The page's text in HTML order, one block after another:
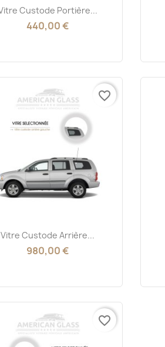
Aperçu rapide
Custode Portière...
440,00 €
Aperçu rapide
Vitre Custode Arrière...
980,00 €
favorite_border
favorite_border